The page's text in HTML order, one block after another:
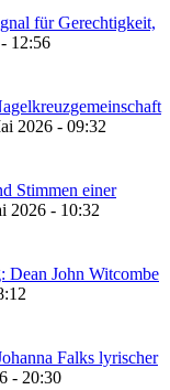
für Gerechtigkeit,
12:56
2026 - 09:32
Stimmen einer
2026 - 10:32
Dean John Witcombe
Falks lyrischer
- 20:30